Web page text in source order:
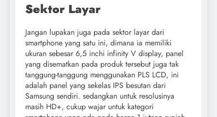
Sektor Layar
Jangan lupakan juga pada sektor layar dari
smartphone yang satu ini, dimana ia memiliki
ukuran sebesar 6,5 inchi infinity V display, panel
yang disematkan pada produk tersebut juga tak
tanggung-tanggung menggunakan PLS LCD, ini
adalah panel yang sekelas IPS besutan dari
Samsung sendiri. sedangkan untuk resolusinya
masih HD+, cukup wajar untuk kategori